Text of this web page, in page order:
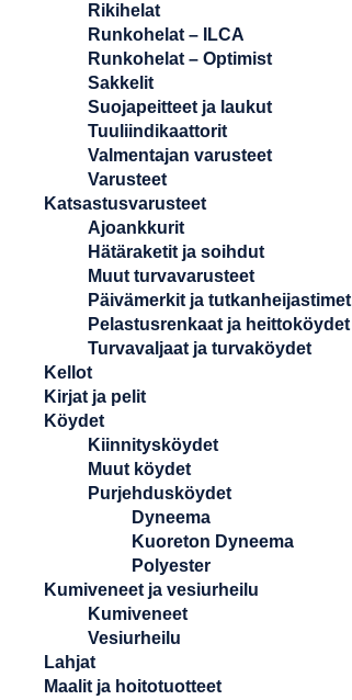
Rikihelat
Runkohelat – ILCA
Runkohelat – Optimist
Sakkelit
Suojapeitteet ja laukut
Tuuliindikaattorit
Valmentajan varusteet
Varusteet
Katsastusvarusteet
Ajoankkurit
Hätäraketit ja soihdut
Muut turvavarusteet
Päivämerkit ja tutkanheijastimet
Pelastusrenkaat ja heittoköydet
Turvavaljaat ja turvaköydet
Kellot
Kirjat ja pelit
Köydet
Kiinnitysköydet
Muut köydet
Purjehdusköydet
Dyneema
Kuoreton Dyneema
Polyester
Kumiveneet ja vesiurheilu
Kumiveneet
Vesiurheilu
Lahjat
Maalit ja hoitotuotteet